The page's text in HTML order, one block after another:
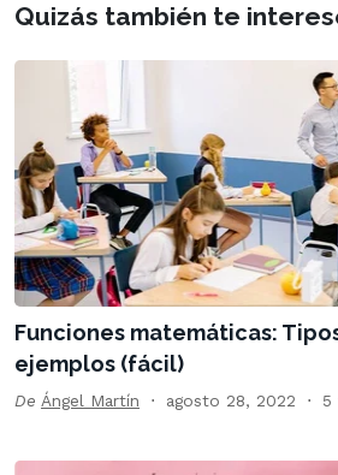
Quizás también te
Funciones matemáticas:
ejemplos (fácil)
De Ángel Martín agosto 28, 2022 5